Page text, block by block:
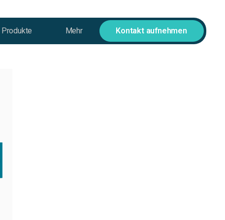
Produkte Mehr Kontakt aufnehmen